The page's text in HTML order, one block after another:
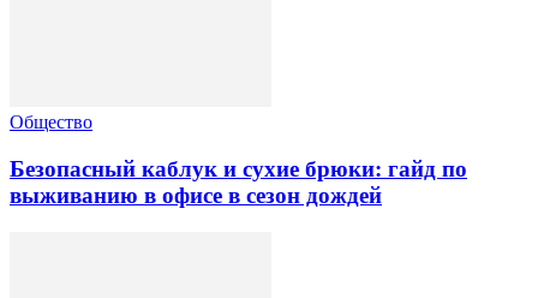
Общество
Безопасный каблук и сухие брюки: гайд по
выживанию в офисе в сезон дождей